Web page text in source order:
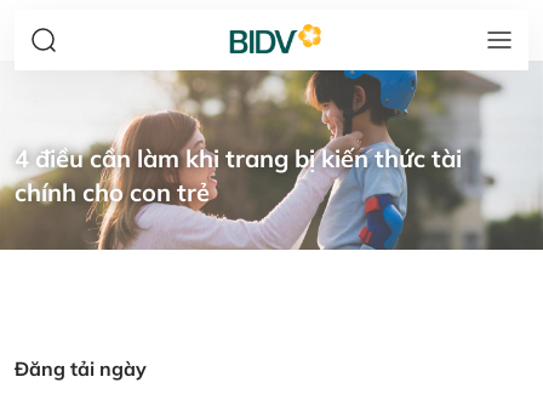
4 điều cần làm khi trang bị kiến thức tài
chính cho con trẻ
Đăng tải ngày